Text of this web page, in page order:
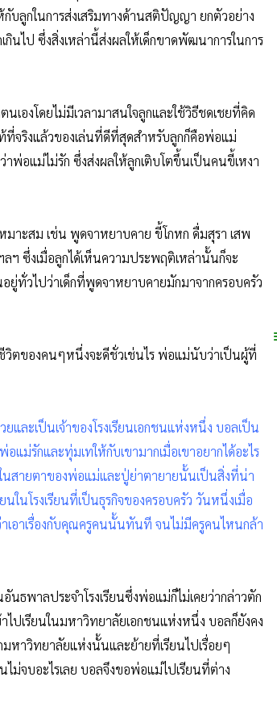
บลูกในการส่งเสริมทางด้านสติปัญญา ยกตัวอย่าง
ไป ซึ่งสิ่งเหล่านี้ส่งผลให้เด็กขาดพัฒนาการในการ
องโดยไม่มีเวลามาสนใจลูกและใช้วิธีชดเชยที่คิด
ที่จริงแล้วของเล่นที่ดีที่สุดสำหรับลูกก็คือพ่อแม่
พ่อแม่ไม่รัก ซึ่งส่งผลให้ลูกเติบโตขึ้นเป็นคนขี้เหงา
ะสม เช่น พูดจาหยาบคาย ขี้โกหก ดื่มสุรา เสพ
ฯ ซึ่งเมื่อลูกได้เห็นความประพฤติเหล่านั้นก็จะ
ยู่ทั่วไปว่าเด็กที่พูดจาหยาบคายมักมาจากครอบครัว
ชีวิตของคนๆหนึ่งจะดีชั่วเช่นไร พ่อแม่นับว่าเป็นผู้ที่
ละเป็นเจ้าของโรงเรียนเอกชนแห่งหนึ่ง บอลเป็น
ม่รักและทุ่มเทให้กับเขามากเมื่อเขาอยากได้อะไร
นสายตาของพ่อแม่และปู่ย่าตายายนั้นเป็นสิ่งที่น่า
นในโรงเรียนที่เป็นธุรกิจของครอบครัว วันหนึ่งเมื่อ
อาเรื่องกับคุณครูคนนั้นทันที จนไม่มีครูคนไหนกล้า
ธพาลประจำโรงเรียนซึ่งพ่อแม่ก็ไม่เคยว่ากล่าวตัก
ปเรียนในมหาวิทยาลัยเอกชนแห่งหนึ่ง บอลก็ยังคง
หาวิทยาลัยแห่งนั้นและย้ายที่เรียนไปเรื่อยๆ
ม่จบอะไรเลย บอลจึงขอพ่อแม่ไปเรียนที่ต่าง